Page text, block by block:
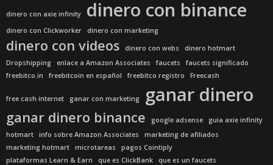
dinero con axie infinity dinero con binance
dinero con Clickworker dinero con marketing
dinero con videos dinero con webs
dinero hotmart
Dropshipping
enlace a Amazon Associates faucets
faucets significado
freebitco.in
freebitcoin en español freebitco registro Freecash
free cash internet ganar con marketing ganar dinero
ganar dinero binance google adsense
guia axie infinity
hotmart
info sobre Amazon Associates
marketing de afiliados
marketing hotmart
microtareas
pagos Cointiply
plataformas Learn & Earn
que es ClickBank
que es un faucets